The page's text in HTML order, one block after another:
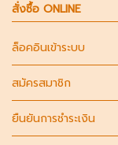
สั่งซื้อ ONLINE
ล็อคอินเข้าระบบ
สมัครสมาชิก
ยืนยันการชำระเงิน